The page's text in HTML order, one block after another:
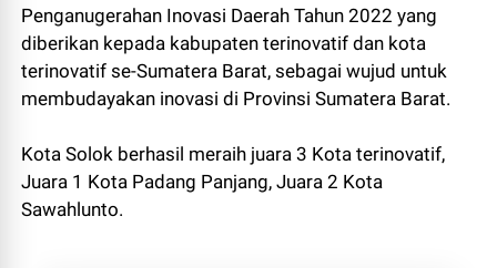
Penganugerahan Inovasi Daerah Tahun 2022 yang
diberikan kepada kabupaten terinovatif dan kota
terinovatif se-Sumatera Barat, sebagai wujud untuk
membudayakan inovasi di Provinsi Sumatera Barat.
Kota Solok berhasil meraih juara 3 Kota terinovatif,
Juara 1 Kota Padang Panjang, Juara 2 Kota
Sawahlunto.